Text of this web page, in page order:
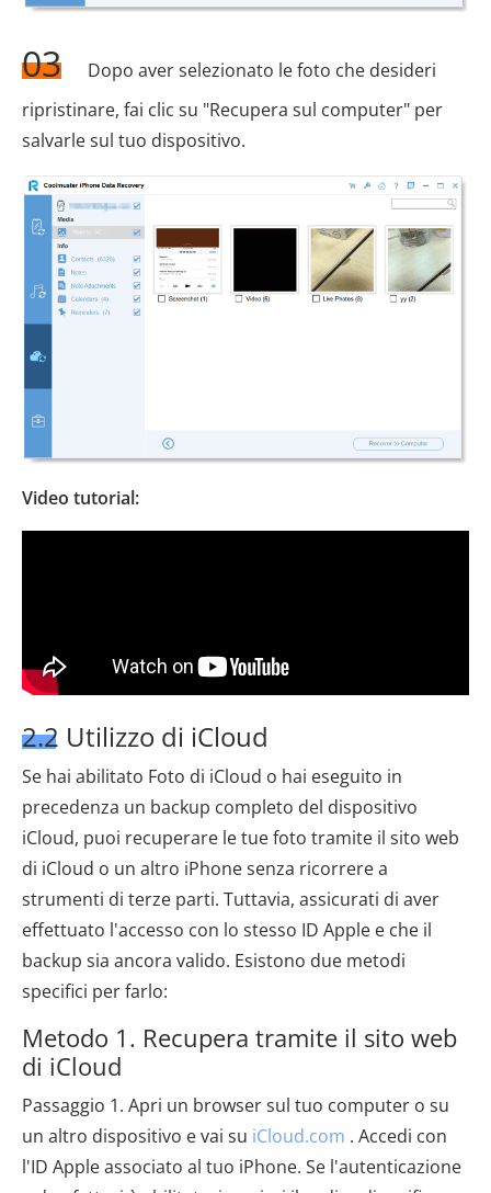
03
Dopo aver selezionato le foto che desideri
ripristinare, fai clic su "Recupera sul computer" per
salvarle sul tuo dispositivo.
Video tutorial:
2.2 Utilizzo di iCloud
Se hai abilitato Foto di iCloud o hai eseguito in
precedenza un backup completo del dispositivo
iCloud, puoi recuperare le tue foto tramite il sito web
di iCloud o un altro iPhone senza ricorrere a
strumenti di terze parti. Tuttavia, assicurati di aver
effettuato l'accesso con lo stesso ID Apple e che il
backup sia ancora valido. Esistono due metodi
specifici per farlo:
Metodo 1. Recupera tramite il sito web
di iCloud
Passaggio 1. Apri un browser sul tuo computer o su
un altro dispositivo e vai su iCloud.com . Accedi con
l'ID Apple associato al tuo iPhone. Se l'autenticazione